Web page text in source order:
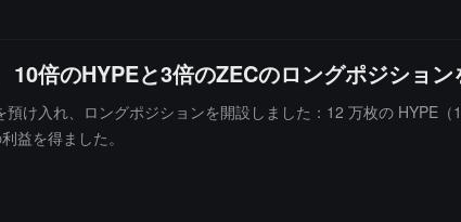
倍のHYPEと3倍のZECのロングポジション
け入れ、ロングポジションを開設しました：12 万枚の HYPE
益を得ました。